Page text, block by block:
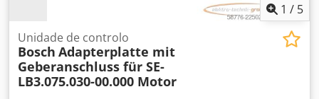
1 / 5
Unidade de controlo
Bosch Adapterplatte mit
Geberanschluss für SE-
LB3.075.030-00.000 Motor